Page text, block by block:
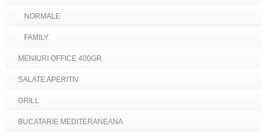
NORMALE
FAMILY
MENIURI OFFICE 400GR
SALATE APERITIV
GRILL
BUCATARIE MEDITERANEANA